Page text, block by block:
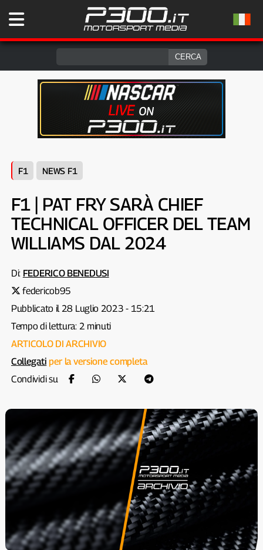
F1 NEWS F1
F1 | PAT FRY SARÀ CHIEF
TECHNICAL OFFICER DEL TEAM
WILLIAMS DAL 2024
Di: FEDERICO BENEDUSI
federicob95
Pubblicato il 28 Luglio 2023 - 15:21
Tempo di lettura: 2 minuti
ARTICOLO DI ARCHIVIO
Collegati per la versione completa
Condividi su